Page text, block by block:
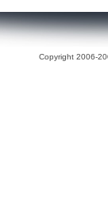
Copyright 2006-